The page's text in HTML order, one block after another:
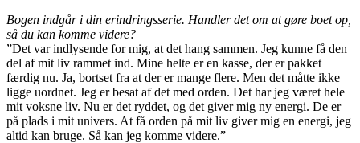
Bogen indgår i din erindringsserie. Handler det om at gøre boet op,
så du kan komme videre?
”Det var indlysende for mig, at det hang sammen. Jeg kunne få den
del af mit liv rammet ind. Mine helte er en kasse, der er pakket
færdig nu. Ja, bortset fra at der er mange flere. Men det måtte ikke
ligge uordnet. Jeg er besat af det med orden. Det har jeg været hele
mit voksne liv. Nu er det ryddet, og det giver mig ny energi. De er
på plads i mit univers. At få orden på mit liv giver mig en energi, jeg
altid kan bruge. Så kan jeg komme videre.”